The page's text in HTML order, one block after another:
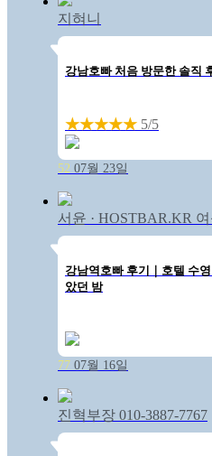
지혀니
강남호빠 처음 방문한 솔직
★★★★★ 5/5
52 07월 23일
서윤 · HOSTBAR.KR
강남역호빠 후기｜호텔 수
았던 밤
77 07월 16일
진혁부장 010-3887-7767